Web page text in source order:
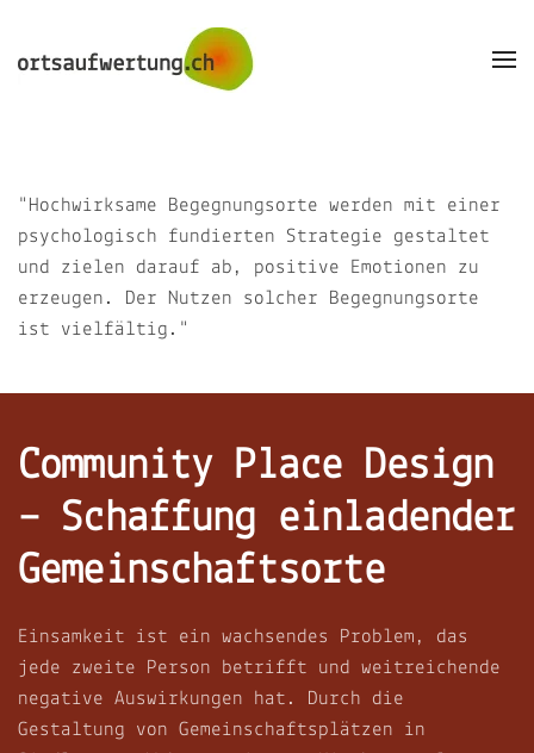
Skip to main content
"Hochwirksame Begegnungsorte werden mit einer
psychologisch fundierten Strategie gestaltet
und zielen darauf ab, positive Emotionen zu
erzeugen. Der Nutzen solcher Begegnungsorte
ist vielfältig."
Community Place Design
– Schaffung einladender
Gemeinschaftsorte
Einsamkeit ist ein wachsendes Problem, das
jede zweite Person betrifft und weitreichende
negative Auswirkungen hat. Durch die
Gestaltung von Gemeinschaftsplätzen in